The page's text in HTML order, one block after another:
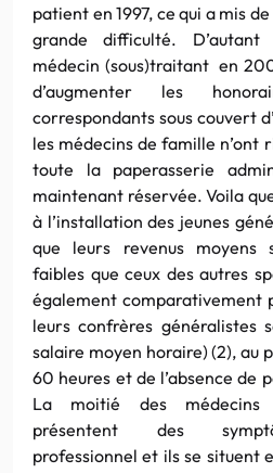
patient en 1997, ce qui a mis
grande difficulté. D’autant
médecin (sous)traitant en
d’augmenter les
correspondants sous couvert
les médecins de famille n’ont
toute la paperasserie
maintenant réservée. Voila
à l’installation des jeunes
que leurs revenus moyens
faibles que ceux des autres
également comparativement
leurs confrères généralistes
salaire moyen horaire) (2), au
60 heures et de l’absence de
La moitié des médecins
présentent des
professionnel et ils se situent